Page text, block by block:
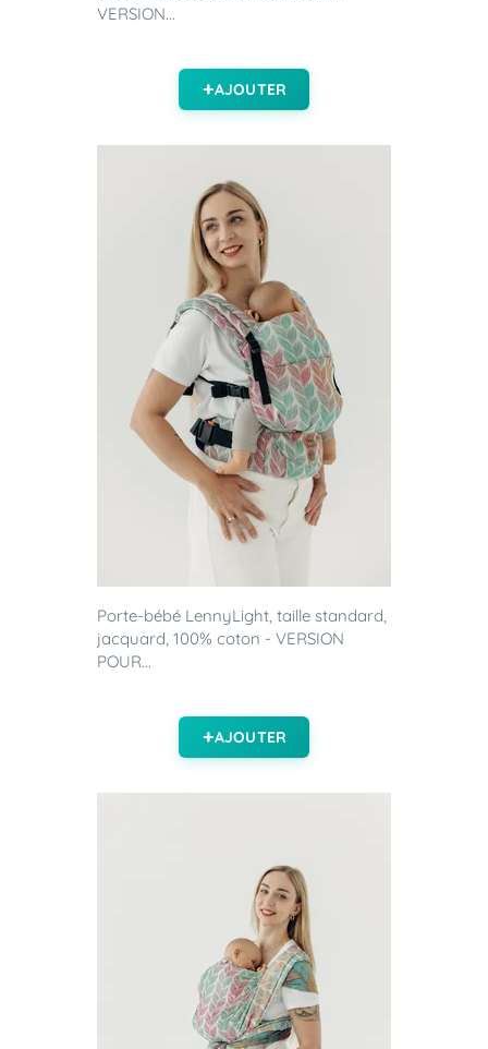
VERSION...
AJOUTER
Porte-bébé LennyLight, taille standard,
jacquard, 100% coton - VERSION
POUR...
AJOUTER